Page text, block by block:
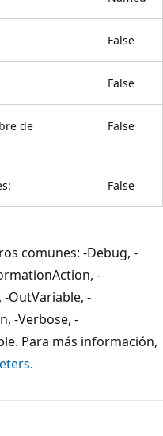
False
False
de
False
False
comunes: -Debug, -
-
OutVariable, -
-Verbose, -
Para más información,
.